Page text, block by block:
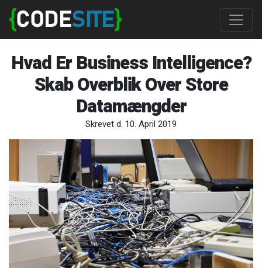
Hvad Er Business Intelligence?
Skab Overblik Over Store
Datamængder
Skrevet d. 10. April 2019